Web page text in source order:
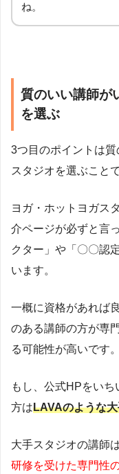
ね。
質のいい講師が
を選ぶ
3つ目のポイントは
スタジオを選ぶことで
ヨガ・ホットヨガス
介ページが必ずと言
クター」や「〇〇認
います。
一概に資格があれば
のある講師の方が専
る可能性が高いです。
もし、公式HPをい
方はLAVAのような
大手スタジオの講師
研修を受けた専門性